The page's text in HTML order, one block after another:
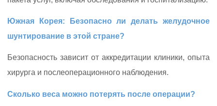
Южная Корея: Безопасно ли делать желудочное
шунтирование в этой стране?
Безопасность зависит от аккредитации клиники, опыта
хирурга и послеоперационного наблюдения.
Сколько веса можно потерять после операции?